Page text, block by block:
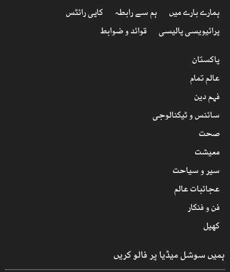
ہمارے بارے میں ہم سے رابطہ
کاپی رائٹس
پرائیویسی پالیسی
قوائد و ضوابط
پاکستان
عالم تمام
فہم دین
سائنس و ٹیکنالوجی
صحت
معیشت
سیر و سیاحت
عجائبات عالم
فن و فنکار
کھیل
ہمیں سوشل میڈیا پر فالو کریں